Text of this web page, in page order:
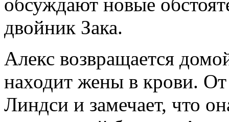
двойник Зака.
Алекс возвращается
находит жены в крови.
Линдси и замечает, что